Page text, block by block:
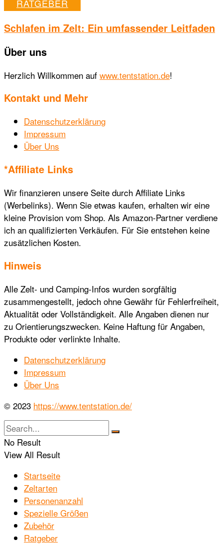
RATGEBER
Schlafen im Zelt: Ein umfassender Leitfaden
Über uns
Herzlich Willkommen auf www.tentstation.de!
Kontakt und Mehr
Datenschutzerklärung
Impressum
Über Uns
*Affiliate Links
Wir finanzieren unsere Seite durch Affiliate Links
(Werbelinks). Wenn Sie etwas kaufen, erhalten wir eine
kleine Provision vom Shop. Als Amazon-Partner verdiene
ich an qualifizierten Verkäufen. Für Sie entstehen keine
zusätzlichen Kosten.
Hinweis
Alle Zelt- und Camping-Infos wurden sorgfältig
zusammengestellt, jedoch ohne Gewähr für Fehlerfreiheit,
Aktualität oder Vollständigkeit. Alle Angaben dienen nur
zu Orientierungszwecken. Keine Haftung für Angaben,
Produkte oder verlinkte Inhalte.
Datenschutzerklärung
Impressum
Über Uns
© 2023 https://www.tentstation.de/
No Result
View All Result
Startseite
Zeltarten
Personenanzahl
Spezielle Größen
Zubehör
Ratgeber